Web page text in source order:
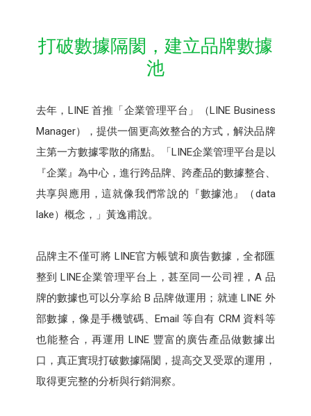
打破數據隔閡，建立品牌數據
池
去年，LINE 首推「企業管理平台」（LINE Business
Manager），提供一個更高效整合的方式，解決品牌
主第一方數據零散的痛點。「LINE企業管理平台是以
『企業』為中心，進行跨品牌、跨產品的數據整合、
共享與應用，這就像我們常說的『數據池』（data
lake）概念，」黃逸甫說。
品牌主不僅可將 LINE官方帳號和廣告數據，全都匯
整到 LINE企業管理平台上，甚至同一公司裡，A 品
牌的數據也可以分享給 B 品牌做運用；就連 LINE 外
部數據，像是手機號碼、Email 等自有 CRM 資料等
也能整合，再運用 LINE 豐富的廣告產品做數據出
口，真正實現打破數據隔閡，提高交叉受眾的運用，
取得更完整的分析與行銷洞察。